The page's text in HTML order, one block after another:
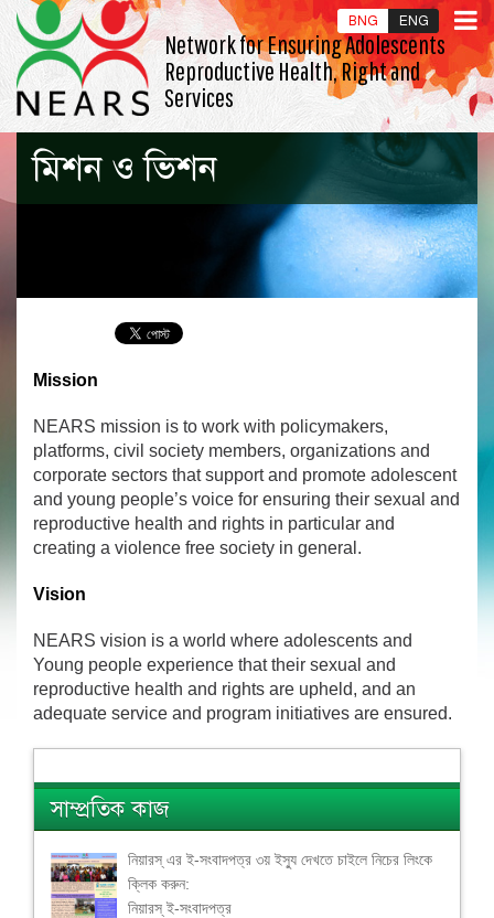
BNG ENG
Network for Ensuring Adolescents
Reproductive Health, Right and
Services
মিশন ও ভিশন
Mission
NEARS mission is to work with policymakers,
platforms, civil society members, organizations and
corporate sectors that support and promote adolescent
and young people’s voice for ensuring their sexual and
reproductive health and rights in particular and
creating a violence free society in general.
Vision
NEARS vision is a world where adolescents and
Young people experience that their sexual and
reproductive health and rights are upheld, and an
adequate service and program initiatives are ensured.
সাম্প্রতিক কাজ
নিয়ারস্ এর ই-সংবাদপত্র ৩য় ইস্যু দেখতে চাইলে নিচের লিংকে
ক্লিক করুন:
নিয়ারস্ ই-সংবাদপত্র